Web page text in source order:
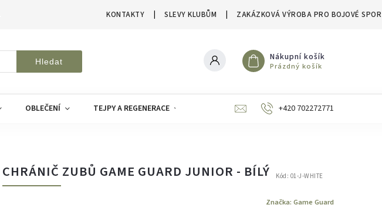
KONTAKTY SLEVY KLUBŮM ZAKÁZKOVÁ VÝROBA PRO BOJOVÉ
Hledat Nákupní košík
Prázdný košík
OBLEČENÍ TEJPY A REGENERACE SLEVY A VÝPRODEJE
+420 702272771
CHRÁNIČ ZUBŮ GAME GUARD JUNIOR - BÍLÝ Kód: 01-J-WHITE
Značka: Game Guard